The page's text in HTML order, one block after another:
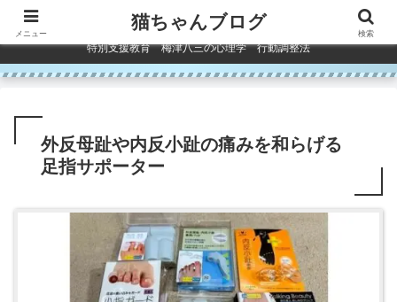
コンテンツへスキップ
特別支援教育 梅津八三の心理学 行動調整法
外反母趾や内反小趾の痛みを和らげる
足指サポーター
メニュー
猫ちゃんブログ
検索